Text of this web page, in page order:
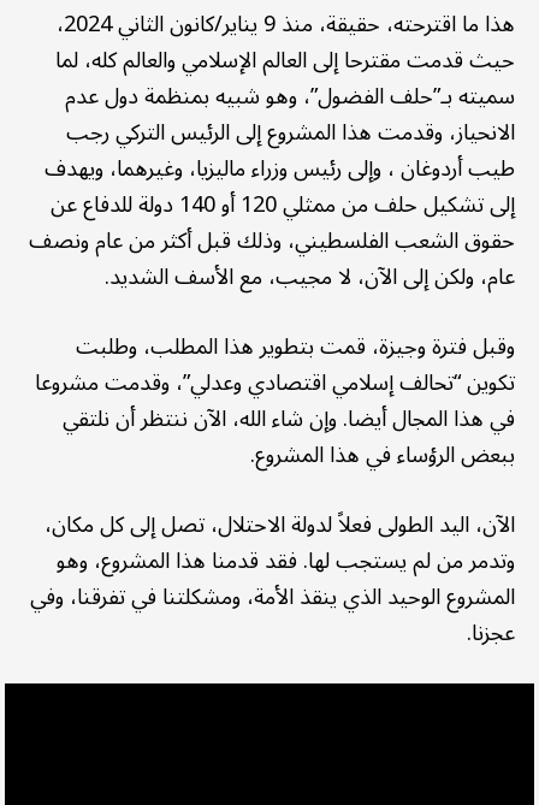
هذا ما اقترحته، حقيقة، منذ 9 يناير/كانون الثاني 2024،
حيث قدمت مقترحا إلى العالم الإسلامي والعالم كله، لما
سميته بـ”حلف الفضول”، وهو شبيه بمنظمة دول عدم
الانحياز، وقدمت هذا المشروع إلى الرئيس التركي رجب
طيب أردوغان ، وإلى رئيس وزراء ماليزيا، وغيرهما، ويهدف
إلى تشكيل حلف من ممثلي 120 أو 140 دولة للدفاع عن
حقوق الشعب الفلسطيني، وذلك قبل أكثر من عام ونصف
عام، ولكن إلى الآن، لا مجيب، مع الأسف الشديد.
وقبل فترة وجيزة، قمت بتطوير هذا المطلب، وطلبت
تكوين “تحالف إسلامي اقتصادي وعدلي”، وقدمت مشروعا
في هذا المجال أيضا. وإن شاء الله، الآن ننتظر أن نلتقي
ببعض الرؤساء في هذا المشروع.
الآن، اليد الطولى فعلاً لدولة الاحتلال، تصل إلى كل مكان،
وتدمر من لم يستجب لها. فقد قدمنا هذا المشروع، وهو
المشروع الوحيد الذي ينقذ الأمة، ومشكلتنا في تفرقنا، وفي
عجزنا.